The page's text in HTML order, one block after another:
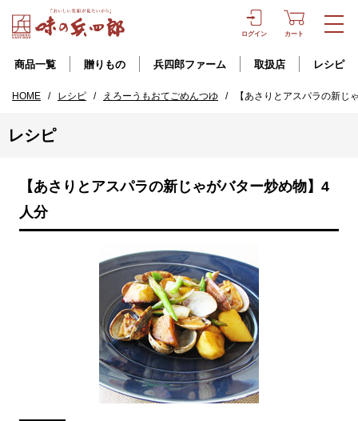
ログイン カート
商品一覧 贈りもの 兵四郎ファーム 取扱店 レシピ
HOME / レシピ / えろーうもおてごめんつゆ / 【あさりとアスパラの新じ
レシピ
【あさりとアスパラの新じゃがバター炒め物】4
人分